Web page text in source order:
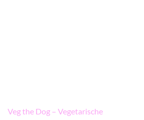
Beitragsnavigation
Veg the Dog – Vegetarische